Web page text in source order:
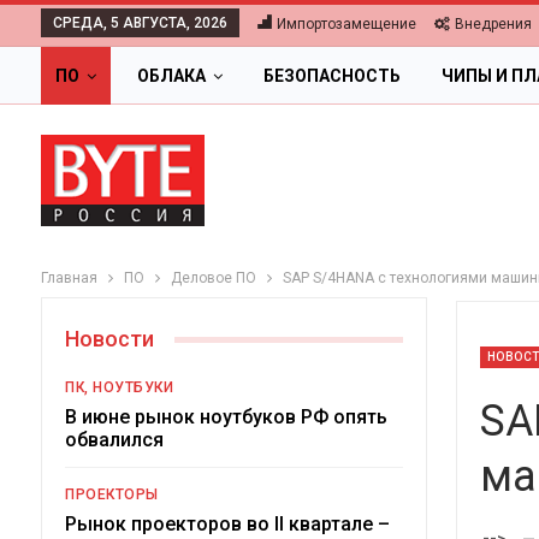
СРЕДА, 5 АВГУСТА, 2026 Импортозамещение Внедрения
ПО ОБЛАКА БЕЗОПАСНОСТЬ ЧИПЫ И
Главная ПО Деловое ПО SAP S/4HANA с технологиями
Новости
ПК, НОУТБУКИ
В июне рынок ноутбуков РФ опять
обвалился
ПРОЕКТОРЫ
Рынок проекторов во II квартале –